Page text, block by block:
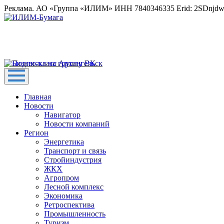
Реклама. АО «Группа «ИЛИМ» ИНН 7840346335 Erid:
Главная
Новости
Навигатор
Новости компаний
Регион
Энергетика
Транспорт и связь
Стройиндустрия
ЖКХ
Агропром
Лесной комплекс
Экономика
Ретроспектива
Промышленность